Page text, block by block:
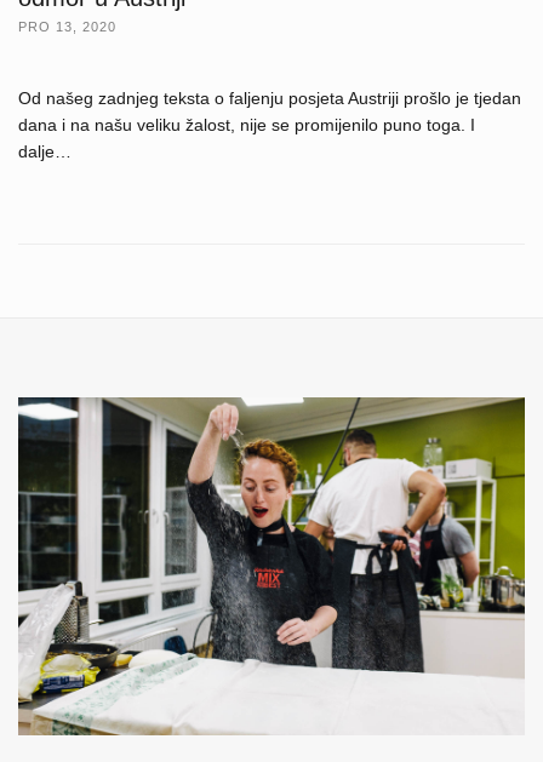
PRO 13, 2020
Od našeg zadnjeg teksta o faljenju posjeta Austriji prošlo je tjedan
dana i na našu veliku žalost, nije se promijenilo puno toga. I
dalje…